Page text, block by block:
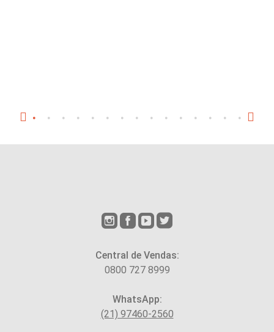
Central de Vendas:
0800 727 8999
WhatsApp:
(21) 97460-2560